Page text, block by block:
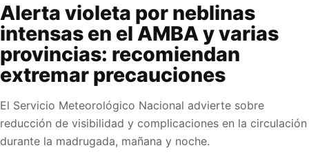
Alerta violeta por neblinas
intensas en el AMBA y varias
provincias: recomiendan
extremar precauciones
El Servicio Meteorológico Nacional advierte sobre
reducción de visibilidad y complicaciones en la circulación
durante la madrugada, mañana y noche.